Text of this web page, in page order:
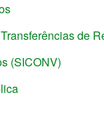
de
(SICONV)